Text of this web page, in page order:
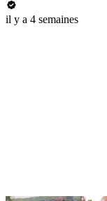
il y a 4 semaines